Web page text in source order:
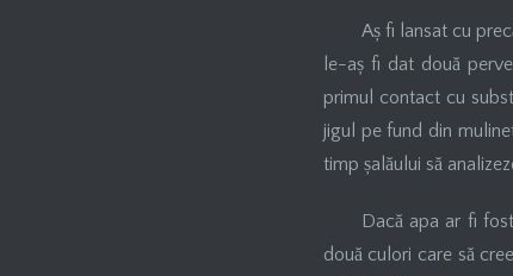
Aș fi lansat cu
le-aș fi dat două
primul contact cu
jigul pe fund din
timp șalăului să
Dacă apa ar fi
două culori care să